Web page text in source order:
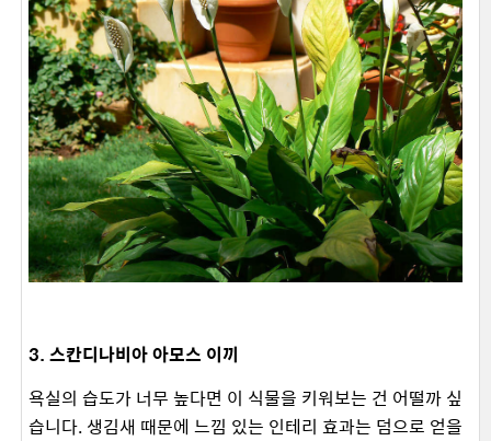
3. 스칸디나비아 아모스 이끼
욕실의 습도가 너무 높다면 이 식물을 키워보는 건 어떨까 싶
습니다. 생김새 때문에 느낌 있는 인테리 효과는 덤으로 얻을